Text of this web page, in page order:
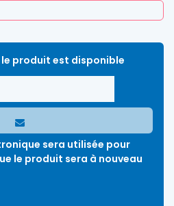
produit est disponible
sera utilisée pour
le produit sera à nouveau